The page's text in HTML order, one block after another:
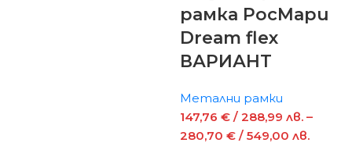
рамка РосМари
Dream flex
ВАРИАНТ
Метални рамки
147,76 € / 288,99 лв. –
280,70 € / 549,00 лв.